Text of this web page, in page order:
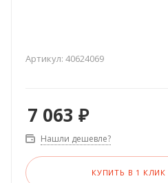
Артикул: 40624069
7 063 ₽
Нашли дешевле?
КУПИТЬ В 1 КЛИК